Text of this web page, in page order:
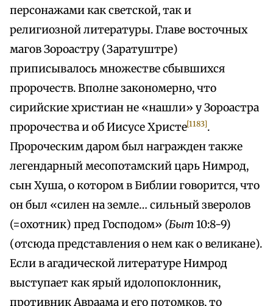
персонажами как светской, так и
религиозной литературы. Главе восточных
магов Зороастру (Заратуштре)
приписывалось множестве сбывшихся
пророчеств. Вполне закономерно, что
сирийские христиан не «нашли» у Зороастра
пророчества и об Иисусе Христе[1183].
Пророческим даром был награжден также
легендарный месопотамский царь Нимрод,
сын Хуша, о котором в Библии говорится, что
он был «силен на земле… сильный зверолов
(=охотник) пред Господом» (Быт10:8-9)
(отсюда представления о нем как о великане).
Если в агадической литературе Нимрод
выступает как ярый идолопоклонник,
противник Авраама и его потомков, то